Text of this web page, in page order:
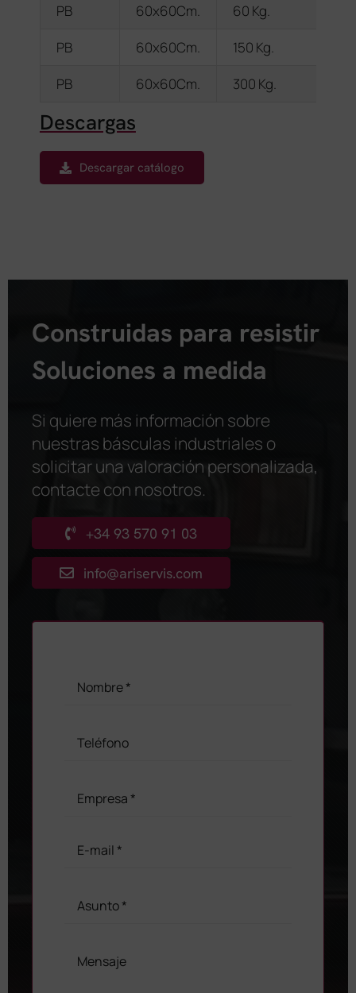
PB
60x60Cm.
60 Kg.
PB
60x60Cm.
150 Kg.
PB
60x60Cm. 300 Kg.
Descargas
Descargar catálogo
Construidas para resistir
Soluciones a medida
Si quiere más información sobre
nuestras básculas industriales o
solicitar una valoración personalizada,
contacte con nosotros.
+34 93 570 91 03
info@ariservis.com